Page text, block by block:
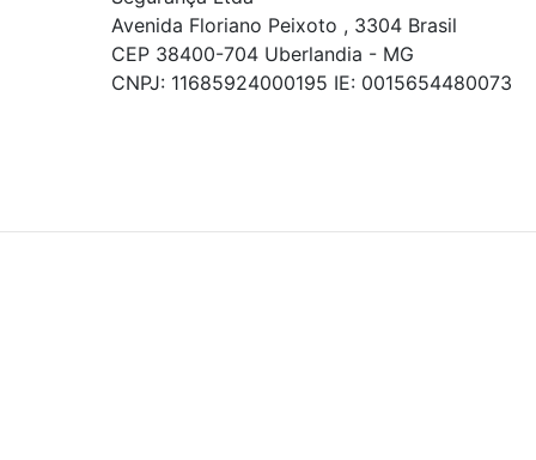
Avenida Floriano Peixoto , 3304 Brasil
CEP 38400-704 Uberlandia - MG
CNPJ: 11685924000195 IE: 0015654480073